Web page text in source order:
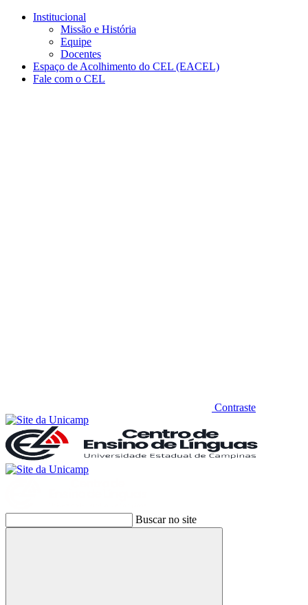
Conteúdo principal
Institucional
Missão e História
Equipe
Docentes
Espaço de Acolhimento do CEL (EACEL)
Fale com o CEL
Contraste
Buscar no site